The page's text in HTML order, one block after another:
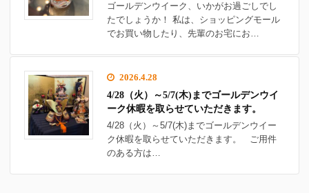
ゴールデンウイーク、いかがお過ごしでし
たでしょうか！ 私は、ショッピングモール
でお買い物したり、先輩のお宅にお…
2026.4.28
4/28（火）～5/7(木)までゴールデンウイ
ーク休暇を取らせていただきます。
4/28（火）～5/7(木)までゴールデンウイー
ク休暇を取らせていただきます。 ご用件
のある方は…